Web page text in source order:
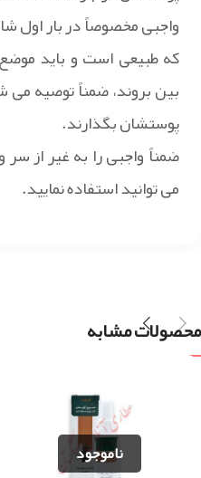
واجبی مخصوصاً در بار اول
که طبیعی است و باید
بین بروند، ضمناً توصیه
پوستشان بگذارند.
ضمناً واجبی را به غیر از
می توانید استفاده نمایید.
محصولات مشابه